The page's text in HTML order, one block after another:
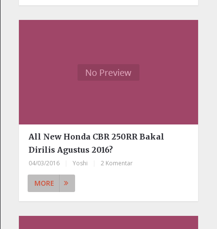
All New Honda CBR 250RR Bakal
Dirilis Agustus 2016?
04/03/2016 Yoshi 2 Komentar
MORE